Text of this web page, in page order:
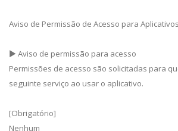
Aviso de Permissão de Acesso para
▶ Aviso de permissão para acesso
Permissões de acesso são solicitadas para
seguinte serviço ao usar o aplicativo.
[Obrigatório]
Nenhum